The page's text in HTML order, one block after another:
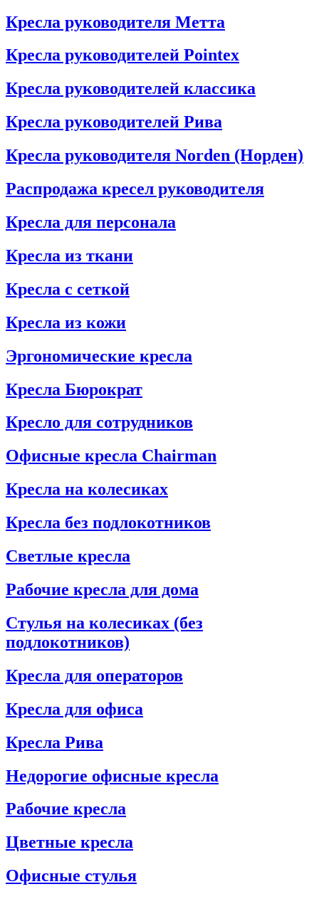
Кресла рyководителя Метта
Кресла руководителей Pointex
Кресла руководителей классика
Кресла руководителей Рива
Кресла руководителя Norden (Норден)
Распродажа кресел руководителя
Кресла для персонала
Кресла из ткани
Кресла с сеткой
Кресла из кожи
Эргономические кресла
Кресла Бюрократ
Кресло для сотрудников
Офисные кресла Chairman
Кресла на колесиках
Кресла без подлокотников
Светлые кресла
Рабочие кресла для дома
Стулья на колесиках (без
подлокотников)
Кресла для операторов
Кресла для офиса
Кресла Рива
Недорогие офисные кресла
Рабочие кресла
Цветные кресла
Офисные стулья